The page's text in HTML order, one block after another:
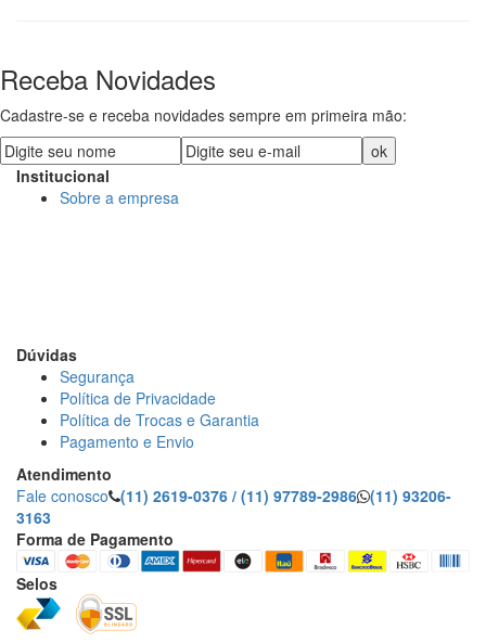
Receba Novidades
Cadastre-se e receba novidades sempre em primeira mão:
Institucional
Sobre a empresa
Dúvidas
Segurança
Política de Privacidade
Política de Trocas e Garantia
Pagamento e Envio
Atendimento
Fale conosco (11) 2619-0376 / (11) 97789-2986 (11) 93206-
3163
Forma de Pagamento
Selos